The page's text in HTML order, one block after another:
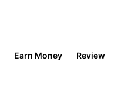
Earn Money Review